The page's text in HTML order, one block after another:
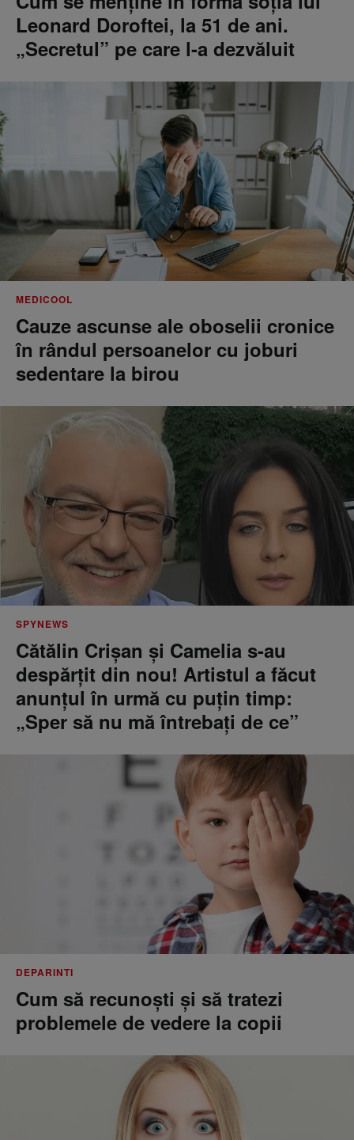
Leonard Doroftei, la 51 de ani.
„Secretul” pe care l-a dezvăluit
MEDICOOL
Cauze ascunse ale oboselii cronice
în rândul persoanelor cu joburi
sedentare la birou
SPYNEWS
Cătălin Crișan și Camelia s-au
despărțit din nou! Artistul a făcut
anunțul în urmă cu puțin timp:
„Sper să nu mă întrebați de ce”
DEPARINTI
Cum să recunoști și să tratezi
problemele de vedere la copii